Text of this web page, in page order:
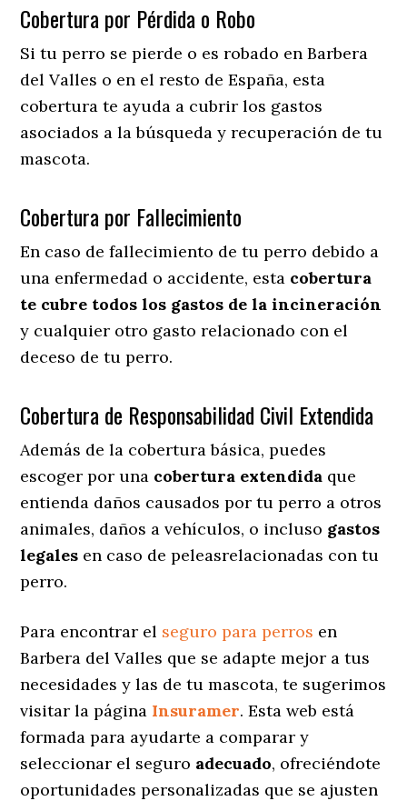
Cobertura por Pérdida o Robo
Si tu perro se pierde o es robado en Barbera
del Valles o en el resto de España, esta
cobertura te ayuda a cubrir los gastos
asociados a la búsqueda y recuperación de tu
mascota.
Cobertura por Fallecimiento
En caso de fallecimiento de tu perro debido a
una enfermedad o accidente, esta cobertura
te cubre todos los gastos de la incineración
y cualquier otro gasto relacionado con el
deceso de tu perro.
Cobertura de Responsabilidad Civil Extendida
Además de la cobertura básica, puedes
escoger por una cobertura extendida que
entienda daños causados por tu perro a otros
animales, daños a vehículos, o incluso gastos
legales en caso de peleasrelacionadas con tu
perro.
Para encontrar el seguro para perros en
Barbera del Valles que se adapte mejor a tus
necesidades y las de tu mascota, te sugerimos
visitar la página Insuramer. Esta web está
formada para ayudarte a comparar y
seleccionar el seguro adecuado, ofreciéndote
oportunidades personalizadas que se ajusten